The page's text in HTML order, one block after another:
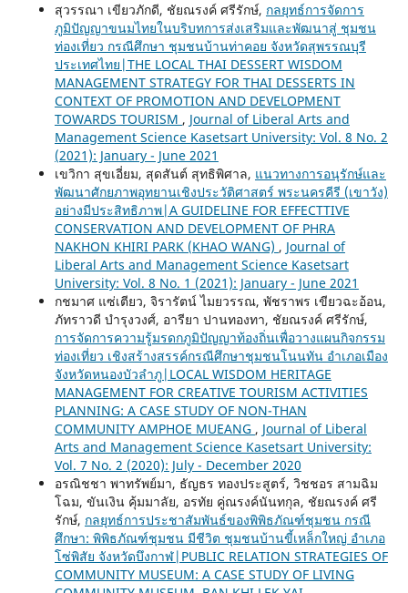
สุวรรณา เขียวภักดี, ชัยณรงค์ ศรีรักษ์, กลยุทธ์การจัดการ
ภูมิปัญญาขนมไทยในบริบทการส่งเสริมและพัฒนาสู่ ชุมชน
ท่องเที่ยว กรณีศึกษา ชุมชนบ้านท่าคอย จังหวัดสุพรรณบุรี
ประเทศไทย|THE LOCAL THAI DESSERT WISDOM
MANAGEMENT STRATEGY FOR THAI DESSERTS IN
CONTEXT OF PROMOTION AND DEVELOPMENT
TOWARDS TOURISM , Journal of Liberal Arts and
Management Science Kasetsart University: Vol. 8 No. 2
(2021): January - June 2021
เขวิกา สุขเอี่ยม, สุดสันต์ สุทธิพิศาล, แนวทางการอนุรักษ์และ
พัฒนาศักยภาพอุทยานเชิงประวัติศาสตร์ พระนครคีรี (เขาวัง)
อย่างมีประสิทธิภาพ|A GUIDELINE FOR EFFECTTIVE
CONSERVATION AND DEVELOPMENT OF PHRA
NAKHON KHIRI PARK (KHAO WANG) , Journal of
Liberal Arts and Management Science Kasetsart
University: Vol. 8 No. 1 (2021): January - June 2021
กชมาศ แซ่เตียว, จิรารัตน์ ไมยวรรณ, พัชราพร เขียวฉะอ้อน,
ภัทราวดี บำรุงวงศ์, อารียา ปานทองทา, ชัยณรงค์ ศรีรักษ์,
การจัดการความรู้มรดกภูมิปัญญาท้องถิ่นเพื่อวางแผนกิจกรรม
ท่องเที่ยว เชิงสร้างสรรค์กรณีศึกษาชุมชนโนนทัน อำเภอเมือง
จังหวัดหนองบัวลำภู|LOCAL WISDOM HERITAGE
MANAGEMENT FOR CREATIVE TOURISM ACTIVITIES
PLANNING: A CASE STUDY OF NON-THAN
COMMUNITY AMPHOE MUEANG , Journal of Liberal
Arts and Management Science Kasetsart University:
Vol. 7 No. 2 (2020): July - December 2020
อรณิชชา พาทรัพย์มา, ธัญธร ทองประสูตร์, วิชชอร สามฉิม
โฉม, ขันเงิน คุ้มมาลัย, อรทัย คู่ณรงค์นันทกุล, ชัยณรงค์ ศรี
รักษ์, กลยุทธ์การประชาสัมพันธ์ของพิพิธภัณฑ์ชุมชน กรณี
ศึกษา: พิพิธภัณฑ์ชุมชน มีชีวิต ชุมชนบ้านขี้เหล็กใหญ่ อำเภอ
โซ่พิสัย จังหวัดบึงกาฬ|PUBLIC RELATION STRATEGIES OF
COMMUNITY MUSEUM: A CASE STUDY OF LIVING